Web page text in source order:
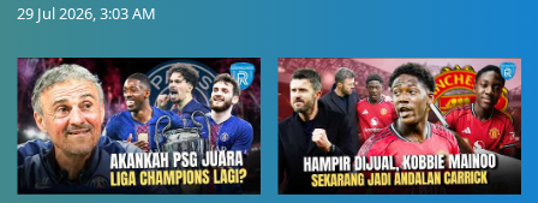
29 Jul 2026, 3:03 AM